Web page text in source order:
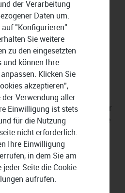
maximale Flexibilität
ins
2025
sich in die die Folgeversion für
Sie aktualisieren lediglich die
Abrechnung ist im
2025
Übersicht:
der Verarbeitung
Daten um.
auf "Konfigurieren"
Sie weitere
zu den eingesetzten
und können Ihre
Klicken Sie
akzeptieren",
Verwendung aller
Einwilligung ist stets
für die Nutzung
nicht erforderlich.
Ihre Einwilligung
in dem Sie am
jeder Seite die Cookie
aufrufen.